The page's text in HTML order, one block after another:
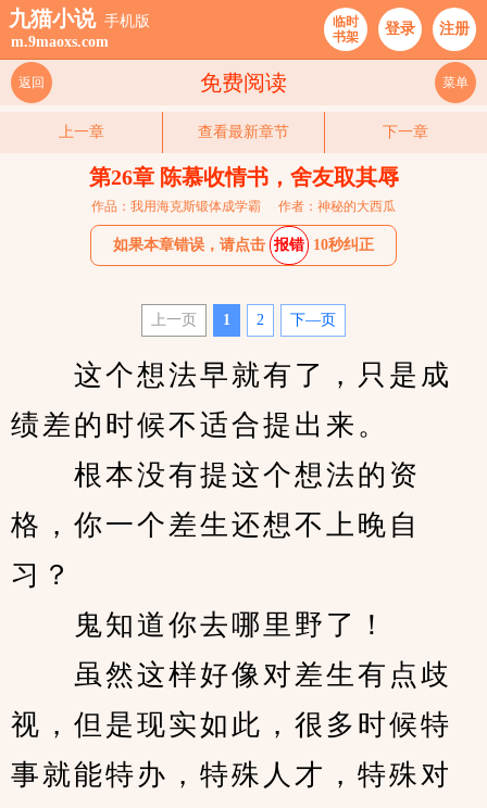
九猫小说 手机版
m.9maoxs.com
临时
书架
登录 注册
免费阅读
返回 菜单
上一章 查看最新章节 下一章
第26章 陈慕收情书，舍友取其辱
作品：我用海克斯锻体成学霸 作者：神秘的大西瓜
如果本章错误，请点击 报错 10秒纠正
上一页 1 2 下—页
这个想法早就有了，只是成
绩差的时候不适合提出来。
根本没有提这个想法的资
格，你一个差生还想不上晚自
习？
鬼知道你去哪里野了！
虽然这样好像对差生有点歧
视，但是现实如此，很多时候特
事就能特办，特殊人才，特殊对